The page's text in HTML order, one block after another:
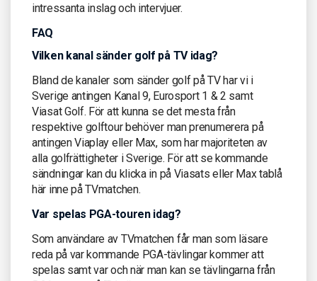
intressanta inslag och intervjuer.
FAQ
Vilken kanal sänder golf på TV idag?
Bland de kanaler som sänder golf på TV har vi i
Sverige antingen Kanal 9, Eurosport 1 & 2 samt
Viasat Golf. För att kunna se det mesta från
respektive golftour behöver man prenumerera på
antingen Viaplay eller Max, som har majoriteten av
alla golfrättigheter i Sverige. För att se kommande
sändningar kan du klicka in på Viasats eller Max tablå
här inne på TVmatchen.
Var spelas PGA-touren idag?
Som användare av TVmatchen får man som läsare
reda på var kommande PGA-tävlingar kommer att
spelas samt var och när man kan se tävlingarna från